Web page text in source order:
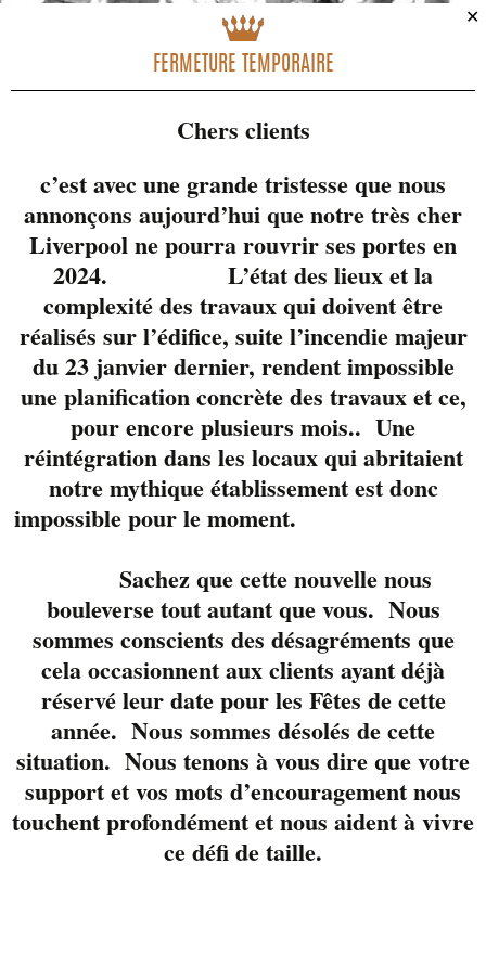
Lyne
Lamontagne ,Yannick
Bergeron, un trio
aguerri qui se passe de
présentation. Une
soirée qui promet sur
la terrasse. Réservez
en cliqnant iciou819-
822-3724 poste 23.
✕
FERMETURE TEMPORAIRE
Chers clients
c’est avec une grande tristesse que nous
annonçons aujourd’hui que notre très cher
Liverpool ne pourra rouvrir ses portes en
2024. L’état des lieux et la
complexité des travaux qui doivent être
réalisés sur l’édifice, suite l’incendie majeur
du 23 janvier dernier, rendent impossible
une planification concrète des travaux et ce,
pour encore plusieurs mois.. Une
réintégration dans les locaux qui abritaient
notre mythique établissement est donc
impossible pour le moment.
Sachez que cette nouvelle nous
bouleverse tout autant que vous. Nous
sommes conscients des désagréments que
cela occasionnent aux clients ayant déjà
réservé leur date pour les Fêtes de cette
année. Nous sommes désolés de cette
situation. Nous tenons à vous dire que votre
support et vos mots d’encouragement nous
touchent profondément et nous aident à vivre
ce défi de taille.